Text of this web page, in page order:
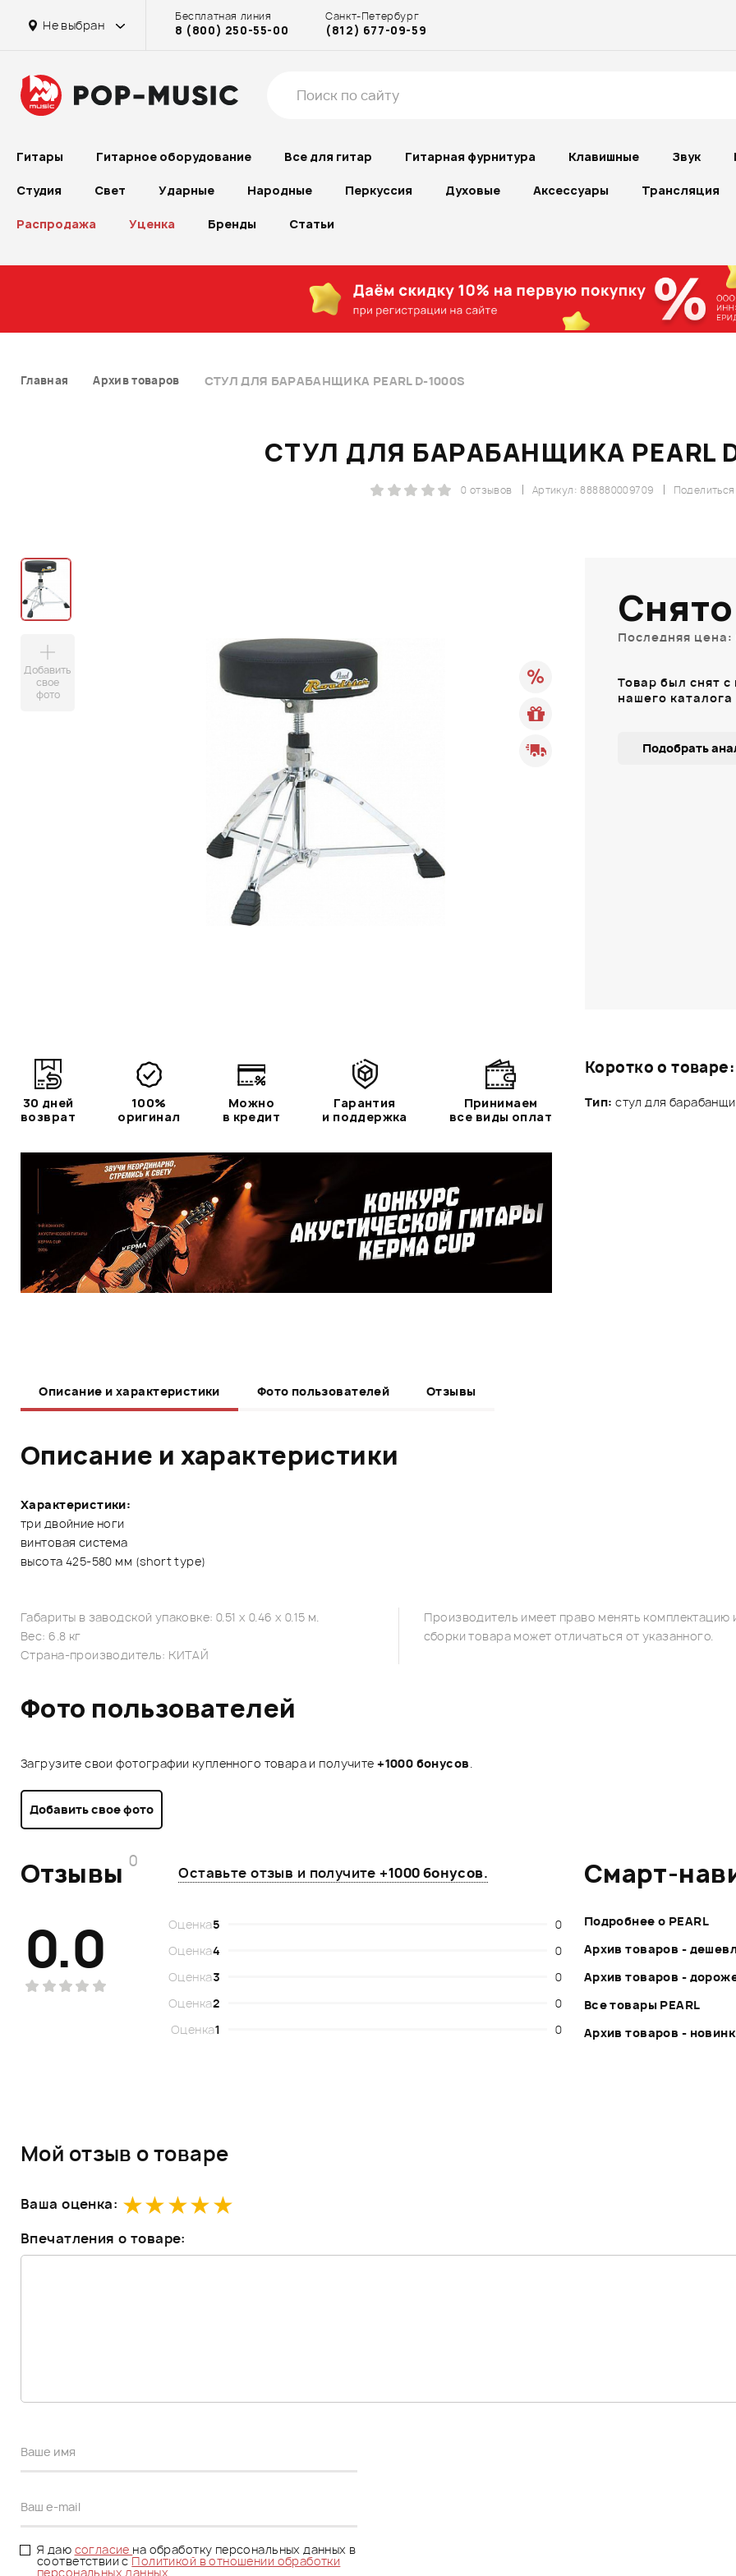
Не выбран
Бесплатная линия
8 (800) 250-55-00
Санкт-Петербург
(812) 677-09-59
Гитары Гитарное оборудование Все для гитар Гитарная фурнитура Клавишные Звук
Студия Свет Ударные Народные Перкуссия Духовые Аксессуары Трансляция
Распродажа Уценка Бренды Статьи
Главная Архив товаров СТУЛ ДЛЯ БАРАБАНЩИКА PEARL D-1000S
СТУЛ ДЛЯ БАРАБАНЩИКА PEARL
Поделиться
Артикул: 888880009709
0 отзывов
Добавить
свое
фото
Коротко о товаре:
Тип: стул для
Последняя цена:
Товар был снят
нашего каталога
Подобрать
30 дней
возврат
100%
оригинал
Можно
в кредит
Гарантия
и поддержка
Принимаем
все виды оплат
Описание и характеристики Фото пользователей Отзывы
Описание и характеристики
Характеристики:
три двойние ноги
винтовая система
высота 425-580 мм (short type)
Габариты в заводской упаковке: 0.51 x 0.46 x 0.15 м.
Вес: 6.8 кг
Страна-производитель: КИТАЙ
Производитель имеет право менять
сборки товара может отличаться от указанного.
Фото пользователей
Загрузите свои фотографии купленного товара и получите+1000 бонусов.
Добавить свое фото
Отзывы 0
Оставьте отзыв и получите +1000 бонусов.
0.0 Оценка5
0
Оценка4
0
Оценка3
0
Оценка2
0
Оценка1 0
Смарт-
Подробнее о PEARL
Архив товаров -
Архив товаров -
Все товары PEARL
Архив товаров -
Мой отзыв о товаре
Ваша оценка:
Впечатления о товаре:
Я даю согласие на обработку персональных данных в
соответствии сПолитикой в отношении обработки
персональных данных.